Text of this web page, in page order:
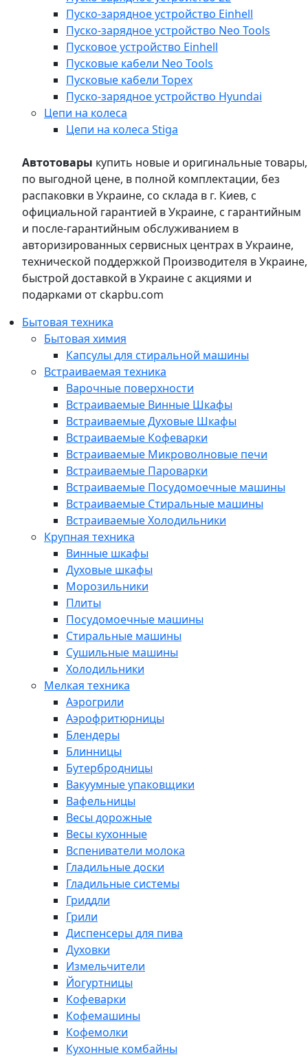
Пуско-зарядное устройство Einhell
Пуско-зарядное устройство Neo Tools
Пусковое устройство Einhell
Пусковые кабели Neo Tools
Пусковые кабели Topex
Пуско-зарядное устройство Hyundai
Цепи на колеса
Цепи на колеса Stiga
Автотовары купить новые и оригинальные товары,
по выгодной цене, в полной комплектации, без
распаковки в Украине, со склада в г. Киев, с
официальной гарантией в Украине, с гарантийным
и после-гарантийным обслуживанием в
авторизированных сервисных центрах в Украине,
технической поддержкой Производителя в Украине,
быстрой доставкой в Украине с акциями и
подарками от ckapbu.com
Бытовая техника
Бытовая химия
Капсулы для стиральной машины
Встраиваемая техника
Варочные поверхности
Встраиваемые Винные Шкафы
Встраиваемые Духовые Шкафы
Встраиваемые Кофеварки
Встраиваемые Микроволновые печи
Встраиваемые Пароварки
Встраиваемые Посудомоечные машины
Встраиваемые Стиральные машины
Встраиваемые Холодильники
Крупная техника
Винные шкафы
Духовые шкафы
Морозильники
Плиты
Посудомоечные машины
Стиральные машины
Сушильные машины
Холодильники
Мелкая техника
Аэрогрили
Аэрофритюрницы
Блендеры
Блинницы
Бутербродницы
Вакуумные упаковщики
Вафельницы
Весы дорожные
Весы кухонные
Вспениватели молока
Гладильные доски
Гладильные системы
Гриддли
Грили
Диспенсеры для пива
Духовки
Измельчители
Йогуртницы
Кофеварки
Кофемашины
Кофемолки
Кухонные комбайны